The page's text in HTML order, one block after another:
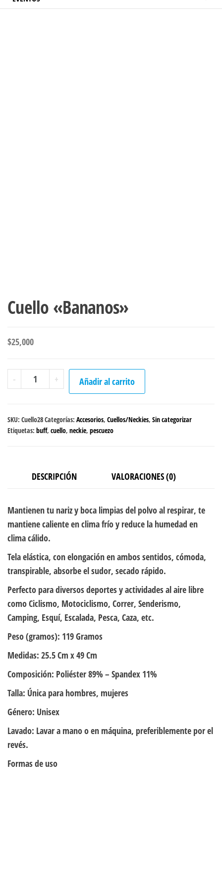
Cuello «Bananos»
$25,000
-
Cuello
"Bananos"
+ Añadir al carrito
SKU: Cuello28Categorías: Accesorios, Cuellos/Neckies, Sin categorizar
Etiquetas: buff, cuello, neckie, pescuezo
DESCRIPCIÓN VALORACIONES (0)
Mantienen tu nariz y boca limpias del polvo al respirar, te
mantiene caliente en clima frío y reduce la humedad en
clima cálido.
Tela elástica, con elongación en ambos sentidos, cómoda,
transpirable, absorbe el sudor, secado rápido.
Perfecto para diversos deportes y actividades al aire libre
como Ciclismo, Motociclismo, Correr, Senderismo,
Camping, Esquí, Escalada, Pesca, Caza, etc.
Peso (gramos): 119 Gramos
Medidas: 25.5 Cm x 49 Cm
Composición: Poliéster 89% – Spandex 11%
Talla: Única para hombres, mujeres
Género: Unisex
Lavado: Lavar a mano o en máquina, preferiblemente por el
revés.
Formas de uso